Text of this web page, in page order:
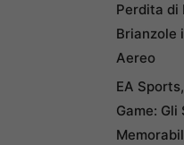
Perdita di
Brianzole
Aereo
EA
Game: Gli